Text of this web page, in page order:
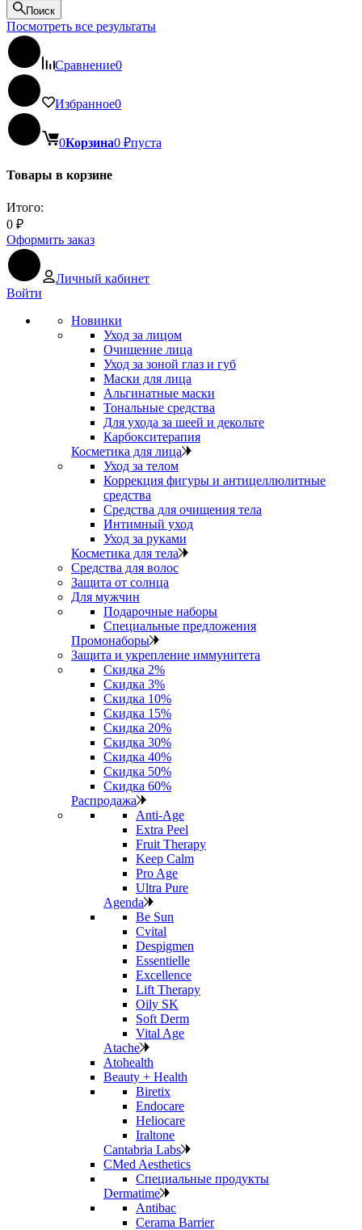
Поиск
Посмотреть все результаты
Сравнение0
Избранное0
0Корзина0 ₽пуста
Товары в корзине
Итого:
0 ₽
Оформить заказ
Личный кабинет
Войти
Новинки
Уход за лицом
Очищение лица
Уход за зоной глаз и губ
Маски для лица
Альгинатные маски
Тональные средства
Для ухода за шеей и декольте
Карбокситерапия
Косметика для лица
Уход за телом
Коррекция фигуры и антицеллюлитные
средства
Средства для очищения тела
Интимный уход
Уход за руками
Косметика для тела
Средства для волос
Защита от солнца
Для мужчин
Подарочные наборы
Специальные предложения
Промонаборы
Защита и укрепление иммунитета
Скидка 2%
Скидка 3%
Скидка 10%
Скидка 15%
Скидка 20%
Скидка 30%
Скидка 40%
Скидка 50%
Скидка 60%
Распродажа
Anti‑Age
Extra Peel
Fruit Therapy
Keep Calm
Pro Age
Ultra Pure
Agenda
Be Sun
Cvital
Despigmen
Essentielle
Excellence
Lift Therapy
Oily SK
Soft Derm
Vital Age
Atache
Atohealth
Beauty + Health
Biretix
Endocare
Heliocare
Iraltone
Cantabria Labs
CMed Aesthetics
Специальные продукты
Dermatime
Antibac
Cerama Barrier